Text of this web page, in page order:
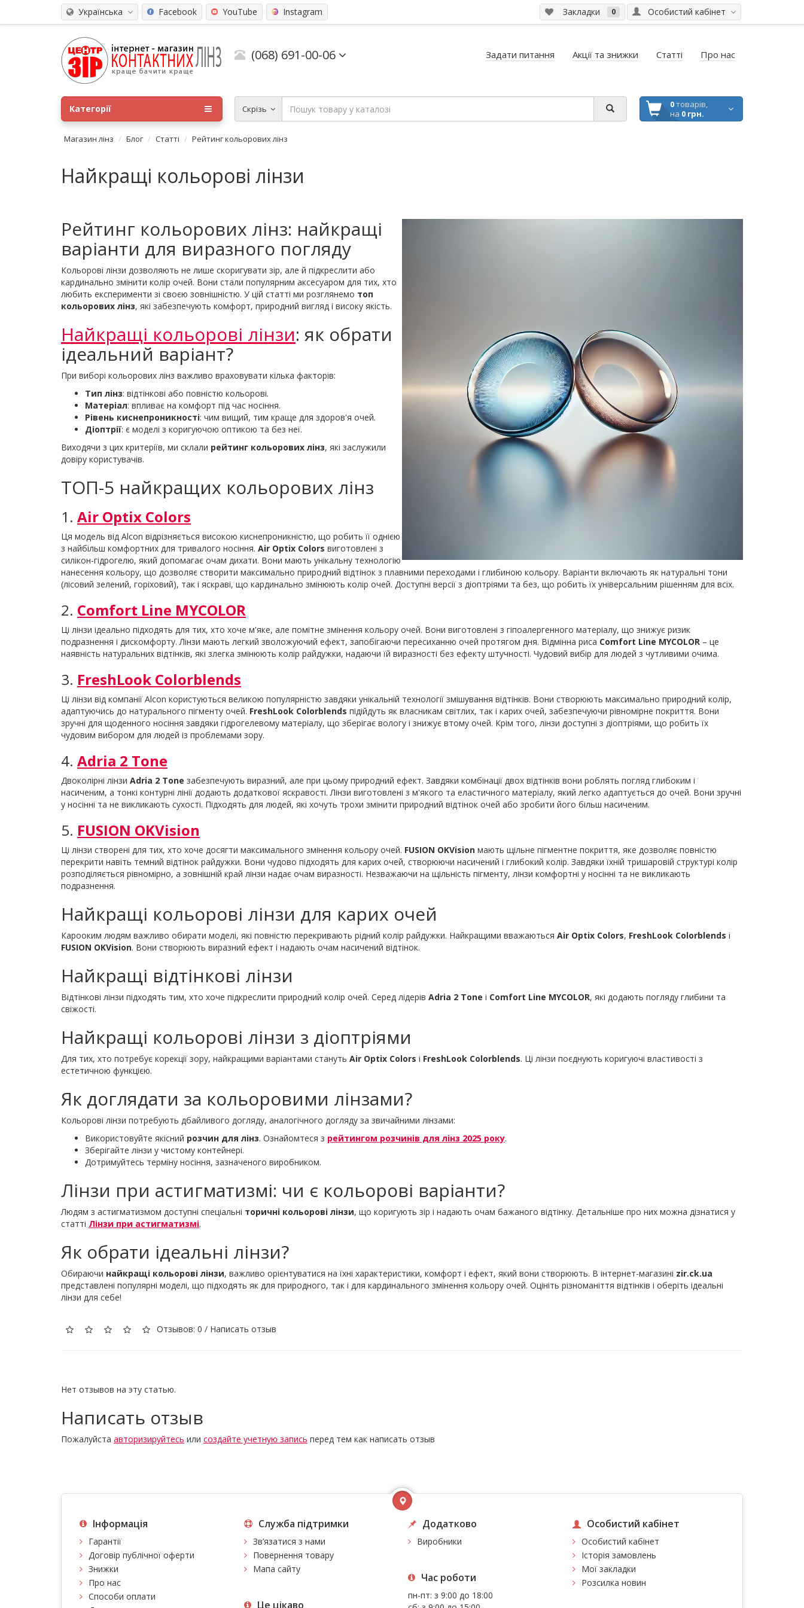
Українська Особистий кабінет
Закладки 0
Facebook YouTube Instagram
(068) 691-00-06 Задати питання Акції та знижки Статті Про нас
Скрізь 0товарів,
на 0 грн.
Категорії
Магазин лінз Блог Статті Рейтинг кольорових лінз
Найкращі кольорові лінзи
Рейтинг кольорових лінз: найкращі
варіанти для виразного погляду
Кольорові лінзи дозволяють не лише скоригувати зір, але й підкреслити або
кардинально змінити колір очей. Вони стали популярним аксесуаром для тих, хто
любить експерименти зі своєю зовнішністю. У цій статті ми розглянемо топ
кольорових лінз, які забезпечують комфорт, природний вигляд і високу якість.
Найкращі кольорові лінзи: як обрати
ідеальний варіант?
При виборі кольорових лінз важливо враховувати кілька факторів:
Тип лінз: відтінкові або повністю кольорові.
Матеріал: впливає на комфорт під час носіння.
Рівень киснепроникності: чим вищий, тим краще для здоров'я очей.
Діоптрії: є моделі з коригуючою оптикою та без неї.
Виходячи з цих критеріїв, ми склали рейтинг кольорових лінз, які заслужили
довіру користувачів.
ТОП-5 найкращих кольорових лінз
1. Air Optix Colors
Ця модель від Alcon відрізняється високою киснепроникністю, що робить її однією
з найбільш комфортних для тривалого носіння. Air Optix Colors виготовлені з
силікон-гідрогелю, який допомагає очам дихати. Вони мають унікальну технологію
нанесення кольору, що дозволяє створити максимально природний відтінок з плавними переходами і глибиною кольору. Варіанти включають як натуральні тони
(лісовий зелений, горіховий), так і яскраві, що кардинально змінюють колір очей. Доступні версії з діоптріями та без, що робить їх універсальним рішенням для всіх.
2. Comfort Line MYCOLOR
Ці лінзи ідеально підходять для тих, хто хоче м'яке, але помітне змінення кольору очей. Вони виготовлені з гіпоалергенного матеріалу, що знижує ризик
подразнення і дискомфорту. Лінзи мають легкий зволожуючий ефект, запобігаючи пересиханню очей протягом дня. Відмінна риса Comfort Line MYCOLOR – це
наявність натуральних відтінків, які злегка змінюють колір райдужки, надаючи їй виразності без ефекту штучності. Чудовий вибір для людей з чутливими очима.
3. FreshLook Colorblends
Ці лінзи від компанії Alcon користуються великою популярністю завдяки унікальній технології змішування відтінків. Вони створюють максимально природний колір,
адаптуючись до натурального пігменту очей. FreshLook Colorblends підійдуть як власникам світлих, так і карих очей, забезпечуючи рівномірне покриття. Вони
зручні для щоденного носіння завдяки гідрогелевому матеріалу, що зберігає вологу і знижує втому очей. Крім того, лінзи доступні з діоптріями, що робить їх
чудовим вибором для людей із проблемами зору.
4. Adria 2 Tone
Двоколірні лінзи Adria 2 Tone забезпечують виразний, але при цьому природний ефект. Завдяки комбінації двох відтінків вони роблять погляд глибоким і
насиченим, а тонкі контурні лінії додають додаткової яскравості. Лінзи виготовлені з м'якого та еластичного матеріалу, який легко адаптується до очей. Вони зручні
у носінні та не викликають сухості. Підходять для людей, які хочуть трохи змінити природний відтінок очей або зробити його більш насиченим.
5. FUSION OKVision
Ці лінзи створені для тих, хто хоче досягти максимального змінення кольору очей. FUSION OKVision мають щільне пігментне покриття, яке дозволяє повністю
перекрити навіть темний відтінок райдужки. Вони чудово підходять для карих очей, створюючи насичений і глибокий колір. Завдяки їхній тришаровій структурі колір
розподіляється рівномірно, а зовнішній край лінзи надає очам виразності. Незважаючи на щільність пігменту, лінзи комфортні у носінні та не викликають
подразнення.
Найкращі кольорові лінзи для карих очей
Карооким людям важливо обирати моделі, які повністю перекривають рідний колір райдужки. Найкращими вважаються Air Optix Colors, FreshLook Colorblends і
FUSION OKVision. Вони створюють виразний ефект і надають очам насичений відтінок.
Найкращі відтінкові лінзи
Відтінкові лінзи підходять тим, хто хоче підкреслити природний колір очей. Серед лідерів Adria 2 Tone і Comfort Line MYCOLOR, які додають погляду глибини та
свіжості.
Найкращі кольорові лінзи з діоптріями
Для тих, хто потребує корекції зору, найкращими варіантами стануть Air Optix Colors і FreshLook Colorblends. Ці лінзи поєднують коригуючі властивості з
естетичною функцією.
Як доглядати за кольоровими лінзами?
Кольорові лінзи потребують дбайливого догляду, аналогічного догляду за звичайними лінзами:
Використовуйте якісний розчин для лінз. Ознайомтеся з рейтингом розчинів для лінз 2025 року.
Зберігайте лінзи у чистому контейнері.
Дотримуйтесь терміну носіння, зазначеного виробником.
Лінзи при астигматизмі: чи є кольорові варіанти?
Людям з астигматизмом доступні спеціальні торичні кольорові лінзи, що коригують зір і надають очам бажаного відтінку. Детальніше про них можна дізнатися у
статті Лінзи при астигматизмі.
Як обрати ідеальні лінзи?
Обираючи найкращі кольорові лінзи, важливо орієнтуватися на їхні характеристики, комфорт і ефект, який вони створюють. В інтернет-магазині zir.ck.ua
представлені популярні моделі, що підходять як для природного, так і для кардинального змінення кольору очей. Оцініть різноманіття відтінків і оберіть ідеальні
лінзи для себе!
Отзывов: 0 / Написать отзыв
Нет отзывов на эту статью.
Написать отзыв
Пожалуйста авторизируйтесь или создайте учетную запись перед тем как написать отзыв
Інформація
Гарантії
Договір публічної оферти
Знижки
Про нас
Способи оплати
Служба підтримки
Зв’язатися з нами
Повернення товару
Мапа сайту
Це цiкаво
Додатково
Виробники
Час роботи
пн-пт: з 9:00 до 18:00
Особистий кабінет
Особистий кабінет
Історія замовлень
Мої закладки
Розсилка новин